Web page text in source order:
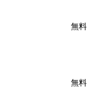
無料
無料